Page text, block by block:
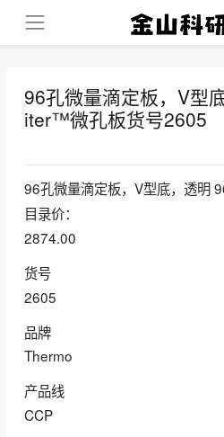
96孔微量滴定板，V型
iter™微孔板货号2605
96孔微量滴定板，V型底，透明
目录价：
2874.00
货号
2605
品牌
Thermo
产品线
CCP